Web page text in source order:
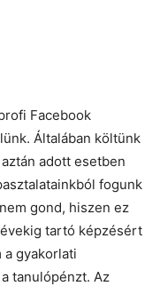
Facebook
Általában költünk
adott esetben
fogunk
gond, hiszen ez
tartó képzésért
gyakorlati
tanulópénzt. Az